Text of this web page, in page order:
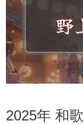
2025年 和